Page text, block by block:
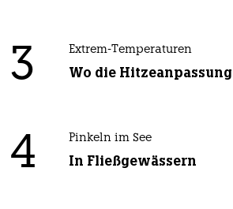
3 Extrem-Temperaturen
Wo die
4 Pinkeln im See
In Fließgewässern